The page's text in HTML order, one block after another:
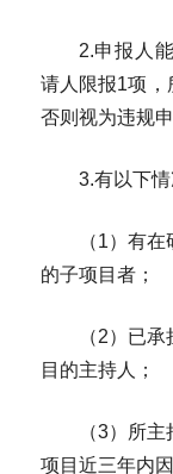
2.申报人
请人限报1项，
否则视为违规申
3.有以下
（1）有
的子项目者；
（2）已
目的主持人；
（3）所
项目近三年内